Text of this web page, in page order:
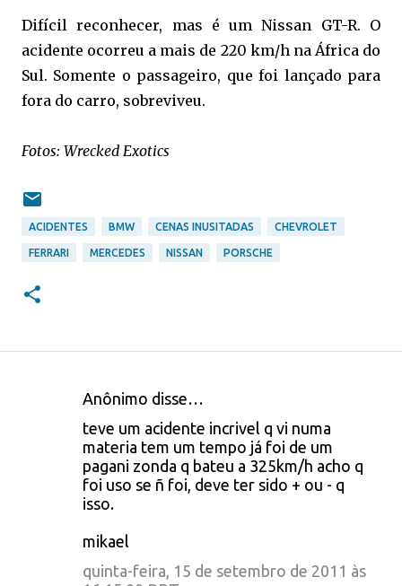
Difícil reconhecer, mas é um Nissan GT-R. O
acidente ocorreu a mais de 220 km/h na África do
Sul. Somente o passageiro, que foi lançado para
fora do carro, sobreviveu.
Fotos: Wrecked Exotics
ACIDENTES BMW CENAS INUSITADAS CHEVROLET
FERRARI MERCEDES NISSAN PORSCHE
Anônimo disse…
teve um acidente incrivel q vi numa
materia tem um tempo já foi de um
pagani zonda q bateu a 325km/h acho q
foi uso se ñ foi, deve ter sido + ou - q
isso.
mikael
quinta-feira, 15 de setembro de 2011 às